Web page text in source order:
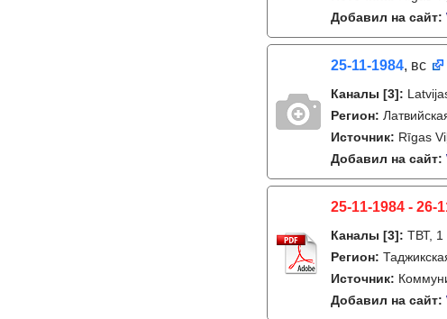
Добавил на сайт:
25-11-1984, вс
Каналы [3]:
Регион:
Источник: Rīgas
Добавил на сайт:
25-11-1984 - 26-
Каналы [3]: ТВТ,
Регион:
Источник:
Добавил на сайт: